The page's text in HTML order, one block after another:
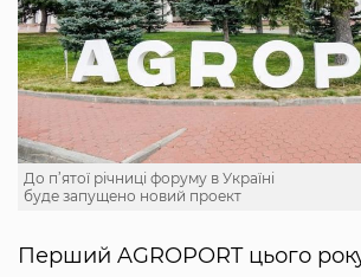
До п’ятої річниці форуму в Україні
буде запущено новий проект
Перший AGROPORT цього